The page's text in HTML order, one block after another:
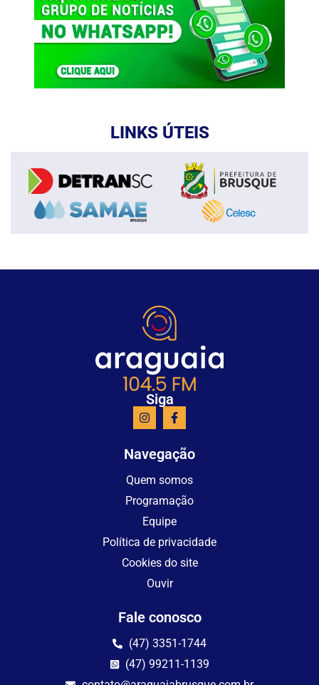
LINKS ÚTEIS
Siga
Navegação
Quem somos
Programação
Equipe
Política de privacidade
Cookies do site
Ouvir
Fale conosco
(47) 3351-1744
(47) 99211-1139